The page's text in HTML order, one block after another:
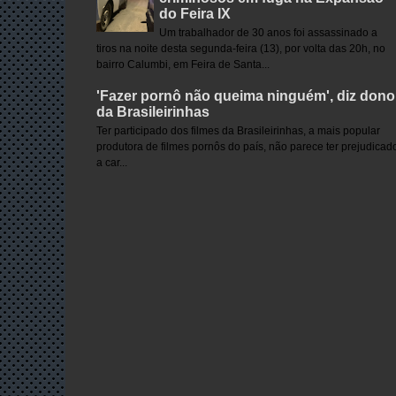
do Feira IX
Um trabalhador de 30 anos foi assassinado a
tiros na noite desta segunda-feira (13), por volta das 20h, no
bairro Calumbi, em Feira de Santa...
'Fazer pornô não queima ninguém', diz dono
da Brasileirinhas
Ter participado dos filmes da Brasileirinhas, a mais popular
produtora de filmes pornôs do país, não parece ter
a car...